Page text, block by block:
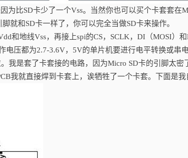
为比SD卡少了一个Vss。当然你也可以买个卡套套在
就和SD卡一样了，你可以完全当做SD卡来操作。
和地线Vss，再接上spi的CS，SCLK，DI（MOSI）
电压都为2.7-3.6V，5V的单片机要进行电平转换或串
我是套了卡套接的电路，因为Micro SD卡的引脚太密
我就直接焊到卡套上，诶牺牲了一个卡套。下面是我